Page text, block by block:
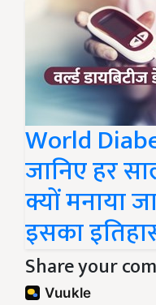
World
जानिए हर
क्यों मनाया
इसका
Share your